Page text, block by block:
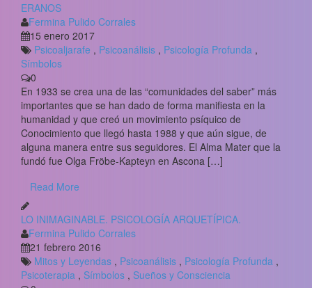
ERANOS
Fermina Pulido Corrales
15 enero 2017
Psicoaljarafe , Psicoanálisis , Psicología Profunda ,
Símbolos
0
En 1933 se crea una de las “comunidades del saber” más
importantes que se han dado de forma manifiesta en la
humanidad y que creó un movimiento psíquico de
Conocimiento que llegó hasta 1988 y que aún sigue, de
alguna manera entre sus seguidores. El Alma Mater que la
fundó fue Olga Fröbe-Kapteyn en Ascona […]
Read More
LO INIMAGINABLE. PSICOLOGÍA ARQUETÍPICA.
Fermina Pulido Corrales
21 febrero 2016
Mitos y Leyendas , Psicoanálisis , Psicología Profunda ,
Psicoterapia , Símbolos , Sueños y Consciencia